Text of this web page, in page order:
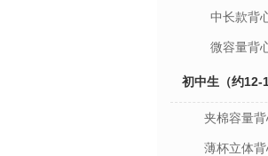
中长款背
微容量背
初中生（约12-
夹棉容量
薄杯立体